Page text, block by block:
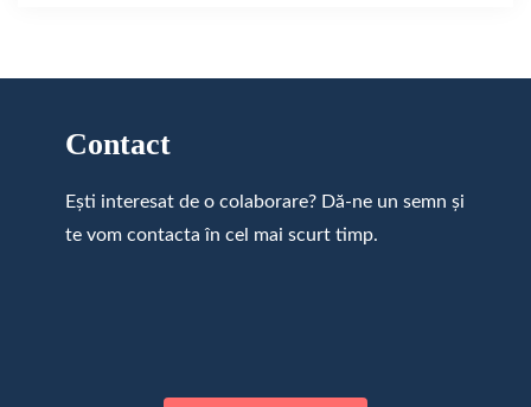
Contact
Ești interesat de o colaborare? Dă-ne un semn și
te vom contacta în cel mai scurt timp.